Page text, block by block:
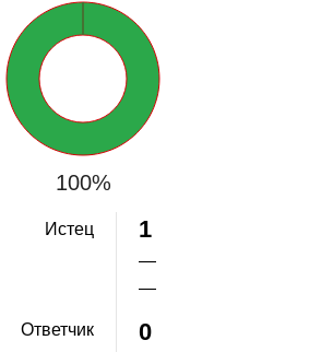
100%
Истец
Ответчик
1
—
—
0